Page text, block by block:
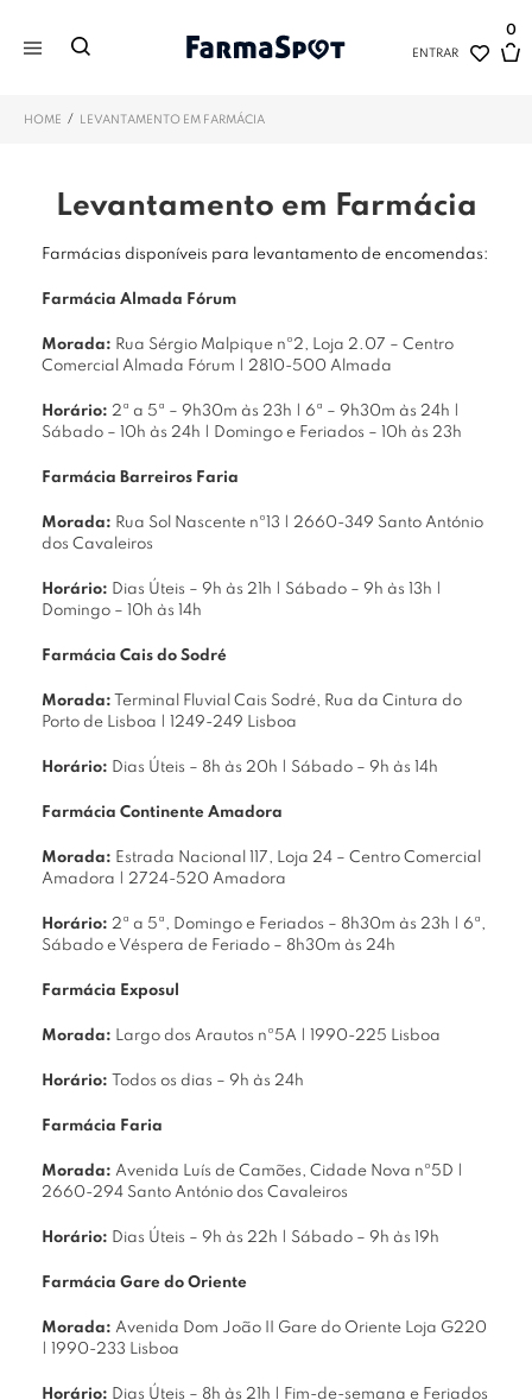
ENTRAR
0
HOME / LEVANTAMENTO EM FARMÁCIA
Levantamento em Farmácia
Farmácias disponíveis para levantamento de encomendas:
Farmácia Almada Fórum
Morada: Rua Sérgio Malpique nº2, Loja 2.07 – Centro
Comercial Almada Fórum | 2810-500 Almada
Horário: 2ª a 5ª – 9h30m às 23h | 6ª – 9h30m às 24h |
Sábado – 10h às 24h | Domingo e Feriados – 10h às 23h
Farmácia Barreiros Faria
Morada: Rua Sol Nascente nº13 | 2660-349 Santo António
dos Cavaleiros
Horário: Dias Úteis – 9h às 21h | Sábado – 9h às 13h |
Domingo – 10h às 14h
Farmácia Cais do Sodré
Morada: Terminal Fluvial Cais Sodré, Rua da Cintura do
Porto de Lisboa | 1249-249 Lisboa
Horário: Dias Úteis – 8h às 20h | Sábado – 9h às 14h
Farmácia Continente Amadora
Morada: Estrada Nacional 117, Loja 24 – Centro Comercial
Amadora | 2724-520 Amadora
Horário: 2ª a 5ª, Domingo e Feriados – 8h30m às 23h | 6ª,
Sábado e Véspera de Feriado – 8h30m às 24h
Farmácia Exposul
Morada: Largo dos Arautos nº5A | 1990-225 Lisboa
Horário: Todos os dias – 9h às 24h
Farmácia Faria
Morada: Avenida Luís de Camões, Cidade Nova nº5D |
2660-294 Santo António dos Cavaleiros
Horário: Dias Úteis – 9h às 22h | Sábado – 9h às 19h
Farmácia Gare do Oriente
Morada: Avenida Dom João II Gare do Oriente Loja G220
| 1990-233 Lisboa
Horário: Dias Úteis – 8h às 21h | Fim-de-semana e Feriados